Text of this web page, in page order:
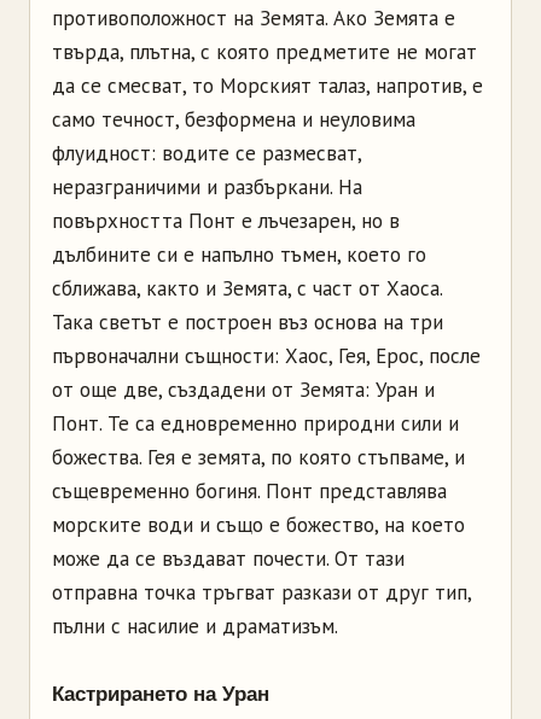
противоположност на Земята. Ако Земята е
твърда, плътна, с която предметите не могат
да се смесват, то Морският талаз, напротив, е
само течност, безформена и неуловима
флуидност: водите се размесват,
неразграничими и разбъркани. На
повърхността Понт е лъчезарен, но в
дълбините си е напълно тъмен, което го
сближава, както и Земята, с част от Хаоса.
Така светът е построен въз основа на три
първоначални същности: Хаос, Гея, Ерос, после
от още две, създадени от Земята: Уран и
Понт. Те са едновременно природни сили и
божества. Гея е земята, по която стъпваме, и
същевременно богиня. Понт представлява
морските води и също е божество, на което
може да се въздават почести. От тази
отправна точка тръгват разкази от друг тип,
пълни с насилие и драматизъм.
Кастрирането на Уран